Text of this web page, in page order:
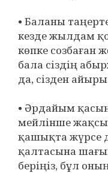
• Баланы
кезде жылдам
көпке созбаған
бала сіздің
да, сізден
• Әрдайым
мейлінше жақсы
қашықта жүрсе
қалтасына
беріңіз, бұл